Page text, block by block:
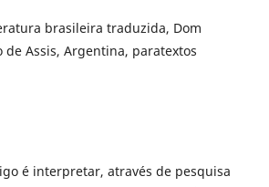
brasileira traduzida, Dom
de Assis, Argentina, paratextos
é interpretar, através de pesquisa